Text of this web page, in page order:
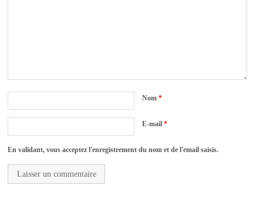
Nom*
E-mail*
En validant, vous acceptez l'enregistrement du nom et de l'email saisis.